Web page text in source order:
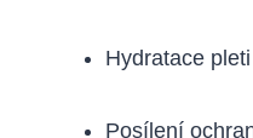
Hydratace
Posílení